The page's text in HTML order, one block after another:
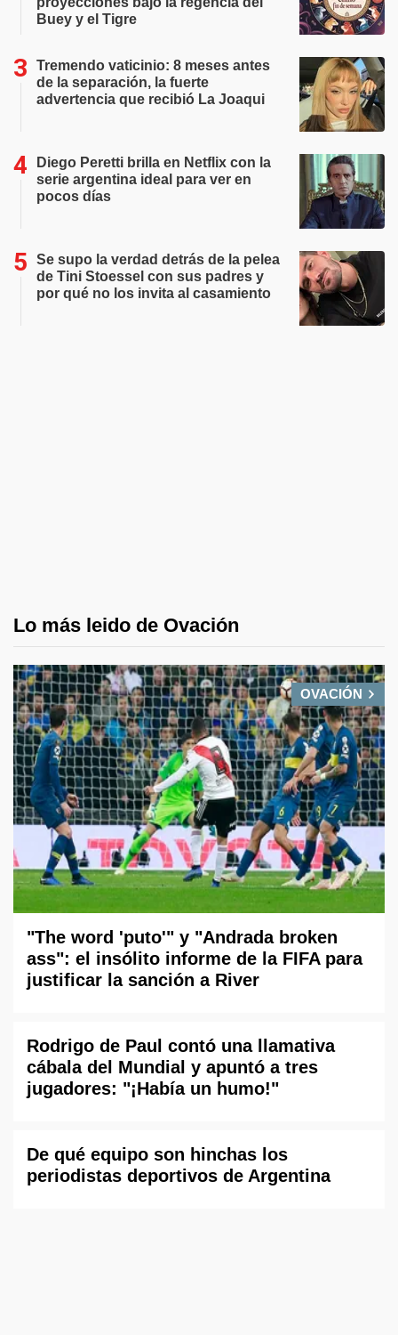
Buey y el Tigre
Tremendo vaticinio: 8 meses antes
de la separación, la fuerte
advertencia que recibió La Joaqui
Diego Peretti brilla en Netflix con la
serie argentina ideal para ver en
pocos días
Se supo la verdad detrás de la pelea
de Tini Stoessel con sus padres y
por qué no los invita al casamiento
Lo más leido de Ovación
OVACIÓN
"The word 'puto'" y "Andrada broken
ass": el insólito informe de la FIFA para
justificar la sanción a River
Rodrigo de Paul contó una llamativa
cábala del Mundial y apuntó a tres
jugadores: "¡Había un humo!"
De qué equipo son hinchas los
periodistas deportivos de Argentina